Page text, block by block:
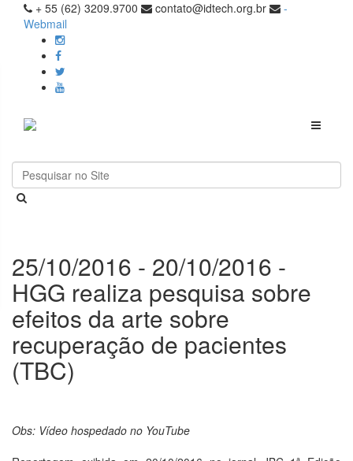
+ 55 (62) 3209.9700 contato@idtech.org.br
-
Webmail
Toggle
25/10/2016 - 20/10/2016 -
HGG realiza pesquisa sobre
efeitos da arte sobre
recuperação de pacientes
(TBC)
Obs: Vídeo hospedado no YouTube